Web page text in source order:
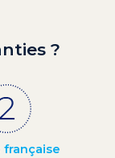
?
française